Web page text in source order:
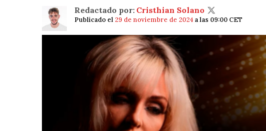
Redactado por: Cristhian Solano
Publicado el 29 de noviembre de 2024 a las 09:00 CET